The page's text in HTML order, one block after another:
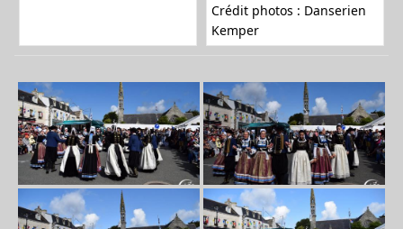
Crédit photos : Danserien
Kemper